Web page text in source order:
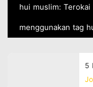
hui muslim:
menggunakan tag
5